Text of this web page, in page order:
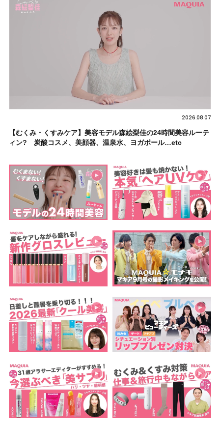
2026.08.07
【むくみ・くすみケア】美容モデル森絵梨佳の24時間美容ルーテ
ィン? 炭酸コスメ、美顔器、温泉水、ヨガポール…etc